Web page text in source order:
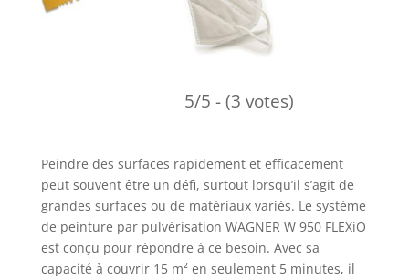
5/5 - (3 votes)
Peindre des surfaces rapidement et efficacement
peut souvent être un défi, surtout lorsqu’il s’agit de
grandes surfaces ou de matériaux variés. Le système
de peinture par pulvérisation WAGNER W 950 FLEXiO
est conçu pour répondre à ce besoin. Avec sa
capacité à couvrir 15 m² en seulement 5 minutes, il